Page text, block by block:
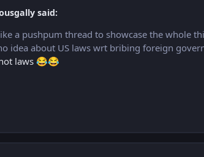
said:
a pushpum thread to showcase the whole
idea about US laws wrt bribing foreign
laws 😂😂